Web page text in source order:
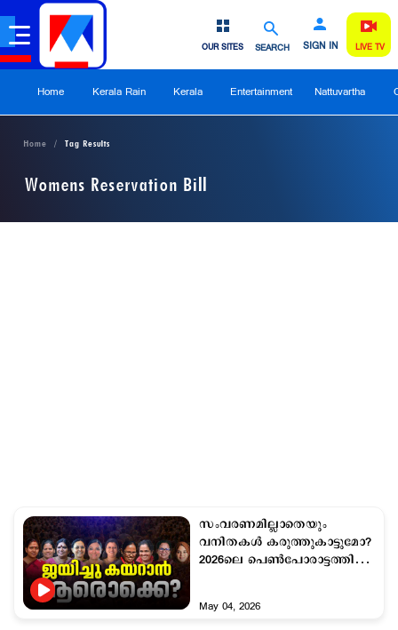
SEARCH SIGN IN
OUR SITES LIVE TV
Home Kerala Rain Kerala Entertainment Nattuvartha
Home Tag Results
Womens Reservation Bill
സംവരണമില്ലാതെയും
വനിതകള്‍ കരുത്തുകാട്ടുമോ?
2026ലെ പെണ്‍പോരാട്ടത്തിന്‍റെ
May 04, 2026